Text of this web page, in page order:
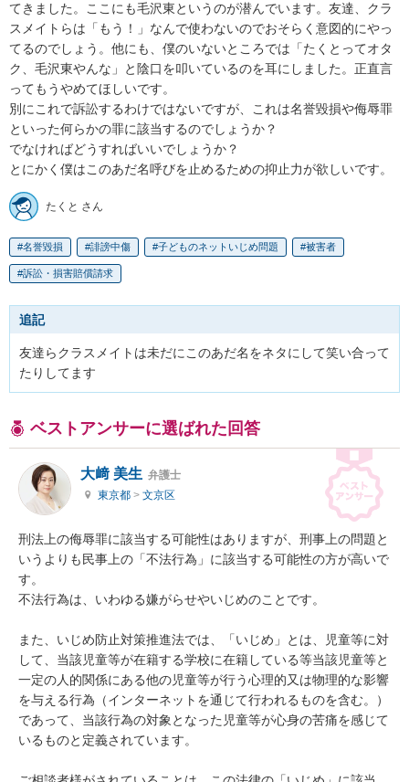
てきました。ここにも毛沢東というのが潜んでいます。友達、クラ
スメイトらは「もう！」なんで使わないのでおそらく意図的にやっ
てるのでしょう。他にも、僕のいないところでは「たくとってオタ
ク、毛沢東やんな」と陰口を叩いているのを耳にしました。正直言
ってもうやめてほしいです。
別にこれで訴訟するわけではないですが、これは名誉毀損や侮辱罪
といった何らかの罪に該当するのでしょうか？
でなければどうすればいいでしょうか？
とにかく僕はこのあだ名呼びを止めるための抑止力が欲しいです。
たくと さん
名誉毀損 誹謗中傷 子どものネットいじめ問題 被害者
訴訟・損害賠償請求
追記
友達らクラスメイトは未だにこのあだ名をネタにして笑い合って
たりしてます
ベストアンサーに選ばれた回答
大﨑 美生 弁護士
東京都 > 文京区
刑法上の侮辱罪に該当する可能性はありますが、刑事上の問題と
いうよりも民事上の「不法行為」に該当する可能性の方が高いで
す。
不法行為は、いわゆる嫌がらせやいじめのことです。
また、いじめ防止対策推進法では、「いじめ」とは、児童等に対
して、当該児童等が在籍する学校に在籍している等当該児童等と
一定の人的関係にある他の児童等が行う心理的又は物理的な影響
を与える行為（インターネットを通じて行われるものを含む。）
であって、当該行為の対象となった児童等が心身の苦痛を感じて
いるものと定義されています。